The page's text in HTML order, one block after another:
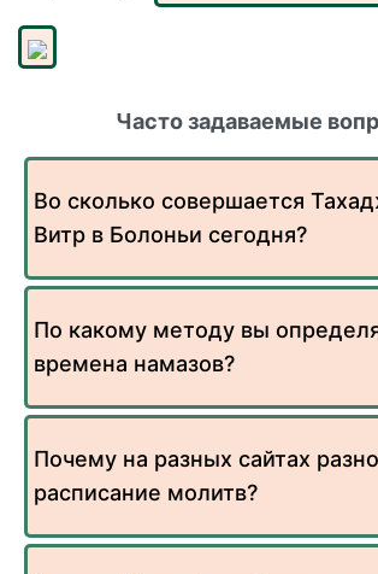
Часто задаваемые
Во сколько совершается
Витр в Болоньи сегодня?
По какому методу вы
времена намазов?
Почему на разных сайтах
расписание молитв?